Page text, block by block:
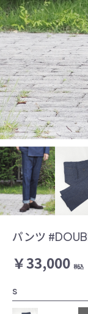
パンツ
￥33,000 税込
S